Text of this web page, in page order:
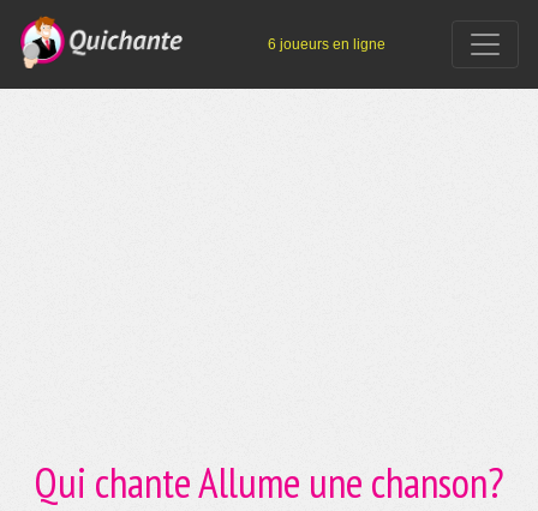
6 joueurs en ligne
Qui chante Allume une chanson?